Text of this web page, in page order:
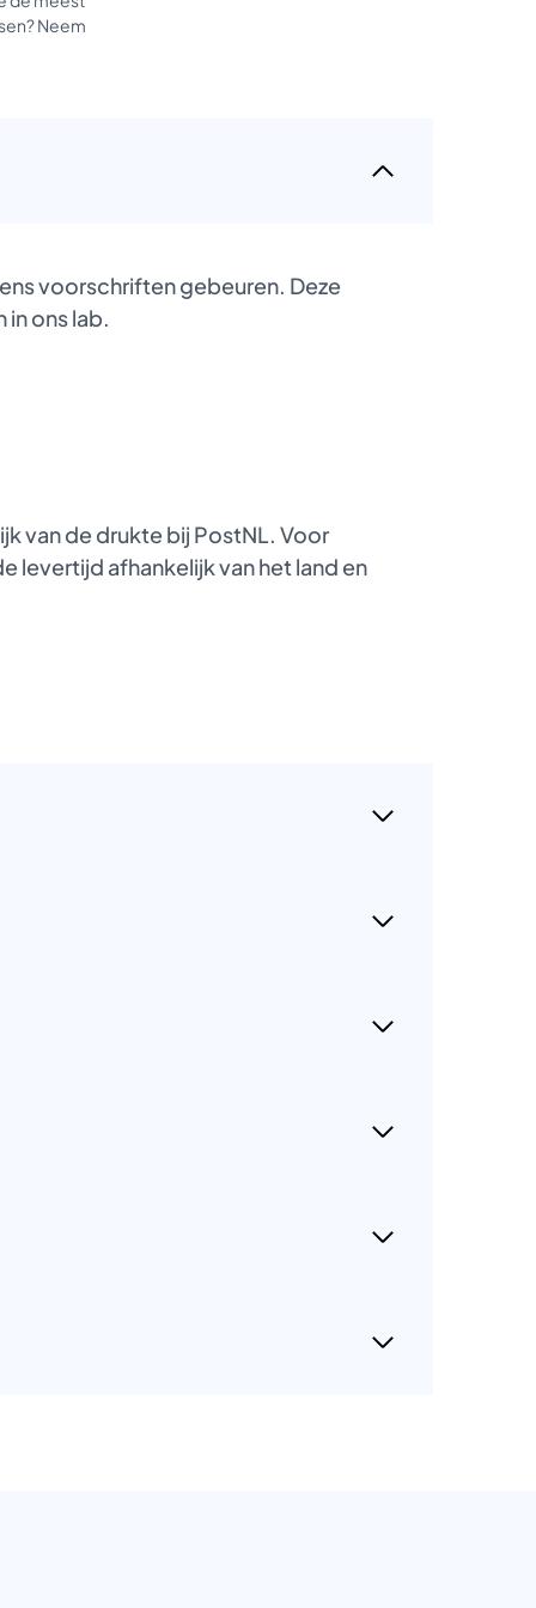
Neem
voorschriften gebeuren. Deze
ons lab.
van de drukte bij PostNL. Voor
levertijd afhankelijk van het land en